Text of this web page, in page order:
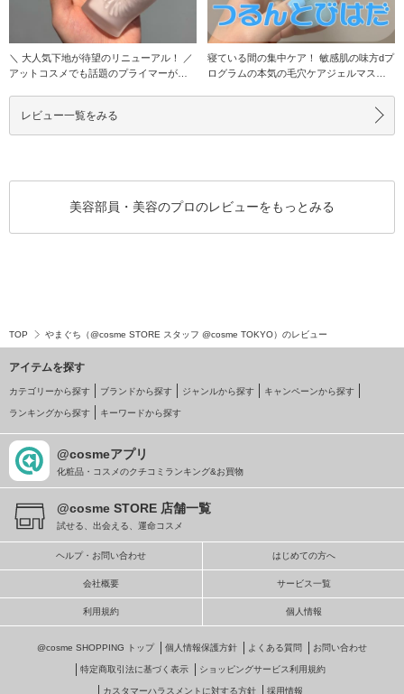
＼ 大人気下地が待望のリニューアル！ ／
アットコスメでも話題のプライマーが、
寝ている間の集中ケア！ 敏感肌の味方dプ
ログラムの本気の毛穴ケアジェルマスク
レビュー一覧をみる
美容部員・美容のプロのレビューをもっとみる
TOP やまぐち（@cosme STORE スタッフ @cosme TOKYO）のレビュー
アイテムを探す
カテゴリーから探す ブランドから探す ジャンルから探す キャンペーンから探す
ランキングから探す キーワードから探す
@cosmeアプリ
化粧品・コスメのクチコミランキング&お買物
@cosme STORE 店舗一覧
試せる、出会える、運命コスメ
ヘルプ・お問い合わせ はじめての方へ
会社概要 サービス一覧
利用規約 個人情報
@cosme SHOPPING トップ 個人情報保護方針 よくある質問 お問い合わせ
特定商取引法に基づく表示 ショッピングサービス利用規約
カスタマーハラスメントに対する方針 採用情報